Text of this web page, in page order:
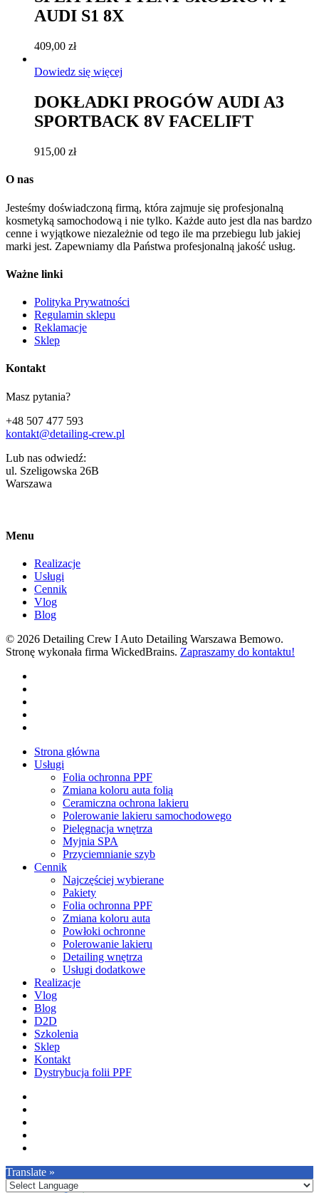
AUDI S1 8X
409,00 zł
Dowiedz się więcej
DOKŁADKI PROGÓW AUDI A3
SPORTBACK 8V FACELIFT
915,00 zł
O nas
Jesteśmy doświadczoną firmą, która zajmuje się profesjonalną
kosmetyką samochodową i nie tylko. Każde auto jest dla nas bardzo
cenne i wyjątkowe niezależnie od tego ile ma przebiegu lub jakiej
marki jest. Zapewniamy dla Państwa profesjonalną jakość usług.
Ważne linki
Polityka Prywatności
Regulamin sklepu
Reklamacje
Sklep
Kontakt
Masz pytania?
+48 507 477 593
kontakt@detailing-crew.pl
Lub nas odwiedź:
ul. Szeligowska 26B
Warszawa
Menu
Realizacje
Usługi
Cennik
Vlog
Blog
© 2026 Detailing Crew I Auto Detailing Warszawa Bemowo.
Stronę wykonała firma WickedBrains. Zapraszamy do kontaktu!
Close
Menu
Strona główna
Usługi
Folia ochronna PPF
Zmiana koloru auta folią
Ceramiczna ochrona lakieru
Polerowanie lakieru samochodowego
Pielęgnacja wnętrza
Myjnia SPA
Przyciemnianie szyb
Cennik
Najczęściej wybierane
Pakiety
Folia ochronna PPF
Zmiana koloru auta
Powłoki ochronne
Polerowanie lakieru
Detailing wnętrza
Usługi dodatkowe
Realizacje
Vlog
Blog
D2D
Szkolenia
Sklep
Kontakt
Dystrybucja folii PPF
Translate »